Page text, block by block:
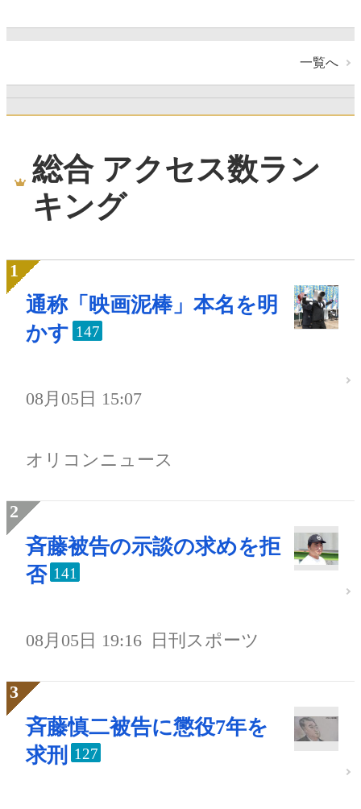
一覧へ
総合 アクセス数ラン
キング
通称「映画泥棒」本名を明
かす 147
08月05日 15:07
オリコンニュース
斉藤被告の示談の求めを拒
否 141
08月05日 19:16 日刊スポーツ
斉藤慎二被告に懲役7年を
求刑
127